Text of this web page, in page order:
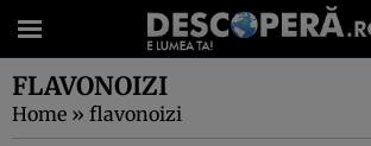
FLAVONOIZI
Home » flavonoizi